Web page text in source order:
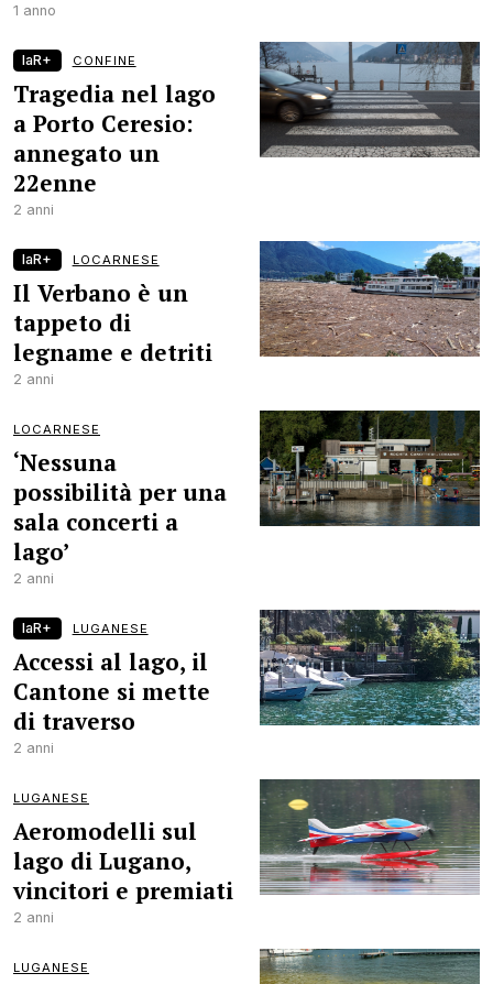
1 anno
laR+ CONFINE
Tragedia nel lago
a Porto Ceresio:
annegato un
22enne
2 anni
laR+ LOCARNESE
Il Verbano è un
tappeto di
legname e detriti
2 anni
LOCARNESE
‘Nessuna
possibilità per una
sala concerti a
lago’
2 anni
laR+ LUGANESE
Accessi al lago, il
Cantone si mette
di traverso
2 anni
LUGANESE
Aeromodelli sul
lago di Lugano,
vincitori e premiati
2 anni
LUGANESE